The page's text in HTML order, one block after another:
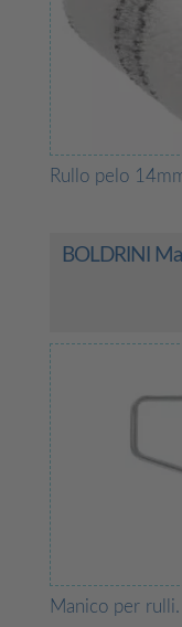
Rullo pelo
BOLDRINI
Manico per rulli.